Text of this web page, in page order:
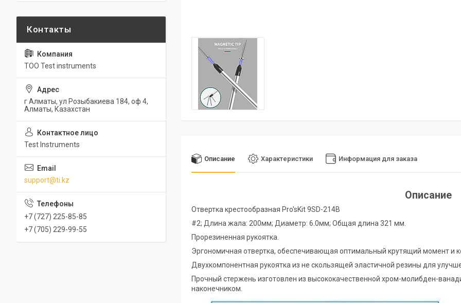
Описание Характеристики Информация для заказа
Описание
Отвертка крестообразная Pro'sKit 9SD-214B
#2; Длина жала: 200мм; Диаметр: 6.0мм; Общая длина 321 мм.
Прорезиненная рукоятка.
Эргономичная отвертка, обеспечивающая оптимальный крутящий момент и
Двухкомпонентная рукоятка из не скользящей эластичной резины для
Прочный стержень изготовлен из высококачественной хром-молибден-
наконечником.
ТОО Test instruments
г Алматы, ул Розыбакиева 184, оф 4,
Алматы, Казахстан
Test Instruments
support@ti.kz
+7 (727) 225-85-85
+7 (705) 229-99-55